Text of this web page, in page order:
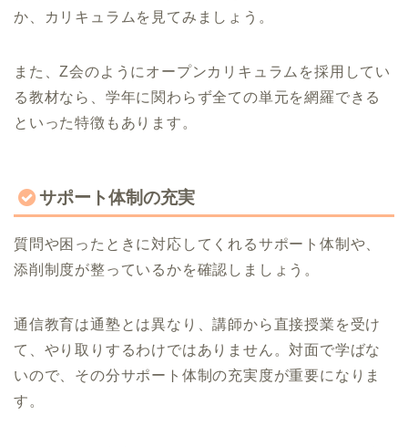
か、カリキュラムを見てみましょう。
また、Z会のようにオープンカリキュラムを採用してい
る教材なら、学年に関わらず全ての単元を網羅できる
といった特徴もあります。
サポート体制の充実
質問や困ったときに対応してくれるサポート体制や、
添削制度が整っているかを確認しましょう。
通信教育は通塾とは異なり、講師から直接授業を受け
て、やり取りするわけではありません。対面で学ばな
いので、その分サポート体制の充実度が重要になりま
す。